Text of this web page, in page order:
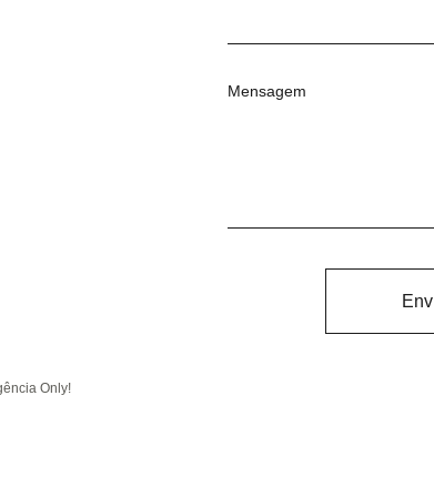
Mensagem
Only!